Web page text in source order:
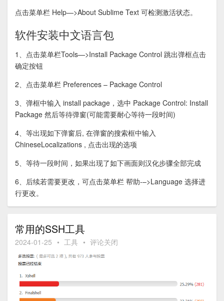
点击菜单栏 Help—>About Sublime Text 可检测激活状态。
软件安装中文语言包
1、点击菜单栏Tools—>Install Package Control 跳出弹框点击
确定按钮
2、点击菜单栏 Preferences – Package Control
3、弹框中输入 install package，选中 Package Control: Install
Package 然后等待弹窗(可能需要耐心等待一段时间)
4、等出现如下弹窗后, 在弹窗的搜索框中输入
ChineseLocalizations , 点击出现的选项
5、等待一段时间，如果出现了如下画面则汉化步骤全部完成
6、后续若需要更改，可点击菜单栏 帮助-–>Language 选择进
行更改。
常用的SSH工具
2024-01-25 • 工具 • 评论关闭